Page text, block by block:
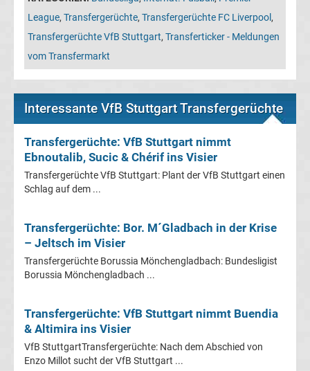
Bayer
Leverkusen
Transfergerüchte
Bayern
München
Borussia
Dortmund
Transfergerüchte
Borussia
League, Transfergerüchte, Transfergerüchte FC Liverpool,
Transfergerüchte VfB Stuttgart, Transferticker - Meldungen
vom Transfermarkt
Interessante VfB Stuttgart Transfergerüchte
Transfergerüchte: VfB Stuttgart nimmt
Ebnoutalib, Sucic & Chérif ins Visier
Transfergerüchte VfB Stuttgart: Plant der VfB Stuttgart einen
Schlag auf dem ...
Transfergerüchte: Bor. M´Gladbach in der Krise
– Jeltsch im Visier
Transfergerüchte Borussia Mönchengladbach: Bundesligist
Borussia Mönchengladbach ...
Transfergerüchte: VfB Stuttgart nimmt Buendia
& Altimira ins Visier
VfB StuttgartTransfergerüchte: Nach dem Abschied von
Enzo Millot sucht der VfB Stuttgart ...